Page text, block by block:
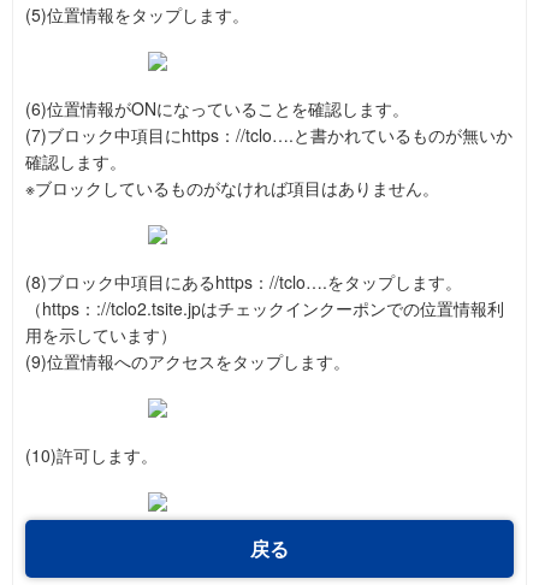
(5)位置情報をタップします。
(6)位置情報がONになっていることを確認します。
(7)ブロック中項目にhttps：//tclo….と書かれているものが無いか
確認します。
※ブロックしているものがなければ項目はありません。
(8)ブロック中項目にあるhttps：//tclo….をタップします。
（https：://tclo2.tsite.jpはチェックインクーポンでの位置情報利
用を示しています）
(9)位置情報へのアクセスをタップします。
(10)許可します。
戻る